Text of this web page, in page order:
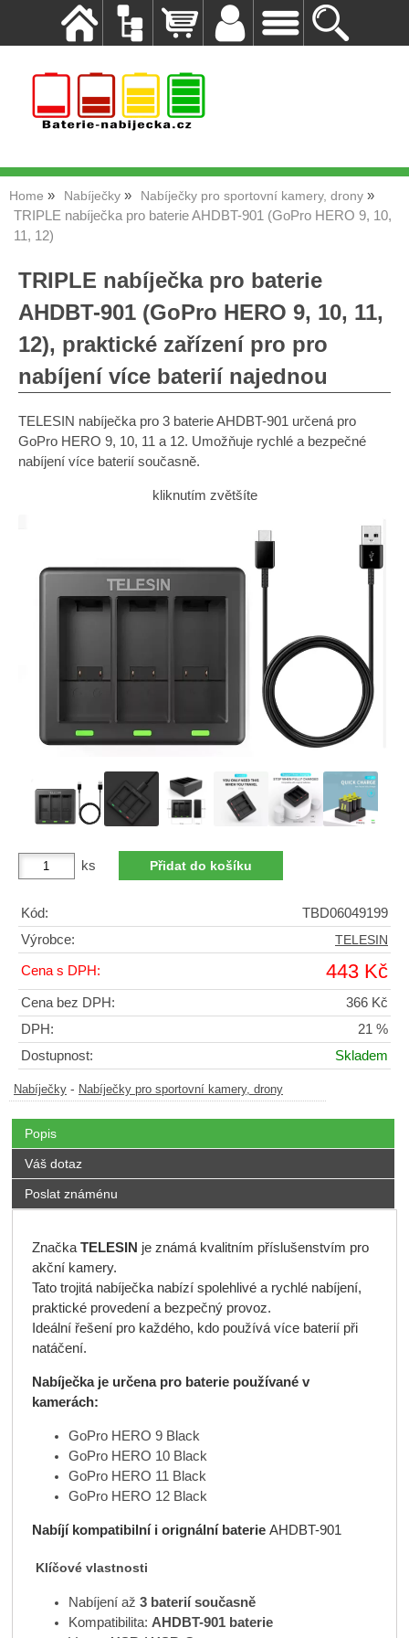
Home Nabíječky Nabíječky pro sportovní kamery, drony
TRIPLE nabíječka pro baterie AHDBT-901 (GoPro HERO 9, 10,
11, 12)
TRIPLE nabíječka pro baterie
AHDBT-901 (GoPro HERO 9, 10, 11,
12), praktické zařízení pro pro
nabíjení více baterií najednou
TELESIN nabíječka pro 3 baterie AHDBT-901 určená pro
GoPro HERO 9, 10, 11 a 12. Umožňuje rychlé a bezpečné
nabíjení více baterií současně.
kliknutím zvětšíte
ks
Kód:
TBD06049199
Výrobce:
TELESIN
Cena s DPH: 443 Kč
Cena bez DPH:
366 Kč
DPH:
21 %
Dostupnost:
Skladem
Nabíječky - Nabíječky pro sportovní kamery, drony
Popis
Váš dotaz
Poslat známénu
Značka TELESIN je známá kvalitním příslušenstvím pro
akční kamery.
Tato trojitá nabíječka nabízí spolehlivé a rychlé nabíjení,
praktické provedení a bezpečný provoz.
Ideální řešení pro každého, kdo používá více baterií při
natáčení.
Nabíječka je určena pro baterie používané v
kamerách:
GoPro HERO 9 Black
GoPro HERO 10 Black
GoPro HERO 11 Black
GoPro HERO 12 Black
Nabíjí kompatibilní i orignální baterie AHDBT-901
Klíčové vlastnosti
Nabíjení až 3 baterií současně
Kompatibilita: AHDBT-901 baterie